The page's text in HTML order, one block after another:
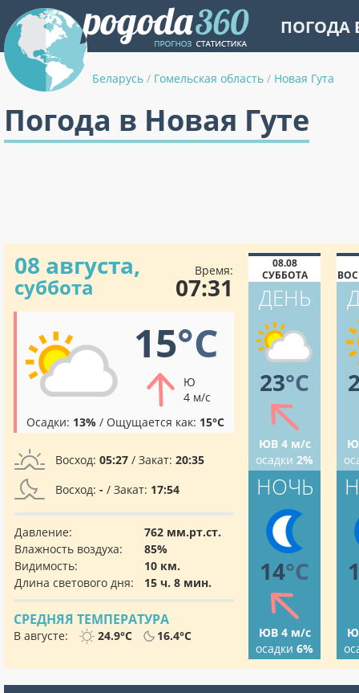
ПОГОДА
Беларусь / Гомельская область / Новая Гута
Погода в Новая Гуте
08 августа,
суббота
Время:
07:31
15°C
Ю
4 м/с
Осадки: 13% / Ощущается как: 15°C
Восход: 05:27 / Закат: 20:35
Восход: - / Закат: 17:54
Давление:
762 мм.рт.ст.
Влажность воздуха:
85%
Видимость:
10 км.
Длина светового дня:
15 ч. 8 мин.
СРЕДНЯЯ ТЕМПЕРАТУРА
В августе: 24.9°C 16.4°C
08.08
СУББОТА
ДЕНЬ
23°C
ЮВ 4 м/с
осадки 2%
НОЧЬ
14°C
ЮВ 4 м/с
осадки 6%